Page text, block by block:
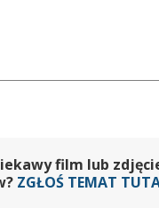
film lub
ZGŁOŚ TEMAT